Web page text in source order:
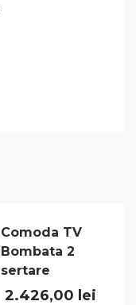
Comoda TV
Bombata 2
sertare
2.426,00 lei